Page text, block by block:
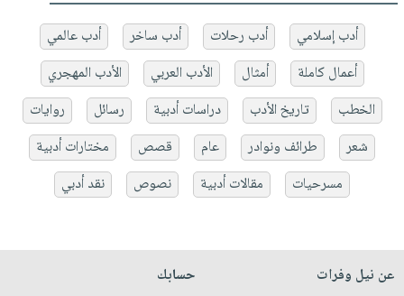
أدب إسلامي أدب رحلات أدب ساخر
أدب عالمي
أعمال كاملة
أمثال الأدب العربي
الأدب المهجري
الخطب
تاريخ الأدب دراسات أدبية رسائل
روايات
شعر
طرائف ونوادر عام قصص
مختارات أدبية
مسرحيات
مقالات أدبية نصوص نقد أدبي
عن نيل وفرات
حسابك